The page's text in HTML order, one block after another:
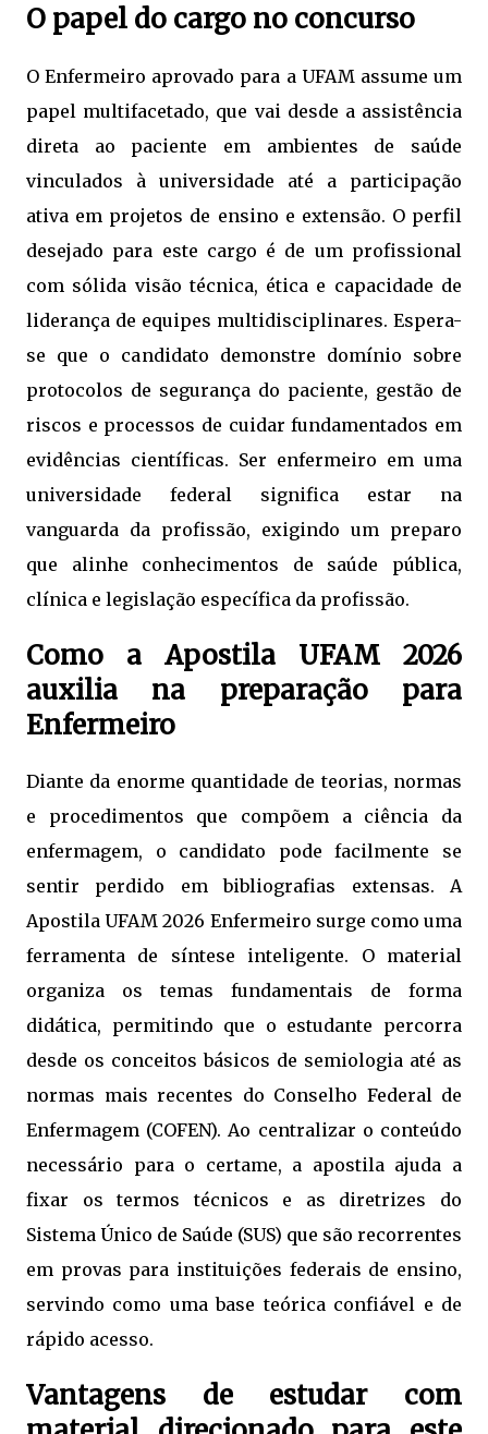
O papel do cargo no concurso
O Enfermeiro aprovado para a UFAM assume um
papel multifacetado, que vai desde a assistência
direta ao paciente em ambientes de saúde
vinculados à universidade até a participação
ativa em projetos de ensino e extensão. O perfil
desejado para este cargo é de um profissional
com sólida visão técnica, ética e capacidade de
liderança de equipes multidisciplinares. Espera-
se que o candidato demonstre domínio sobre
protocolos de segurança do paciente, gestão de
riscos e processos de cuidar fundamentados em
evidências científicas. Ser enfermeiro em uma
universidade federal significa estar na
vanguarda da profissão, exigindo um preparo
que alinhe conhecimentos de saúde pública,
clínica e legislação específica da profissão.
Como a Apostila UFAM 2026
auxilia na preparação para
Enfermeiro
Diante da enorme quantidade de teorias, normas
e procedimentos que compõem a ciência da
enfermagem, o candidato pode facilmente se
sentir perdido em bibliografias extensas. A
Apostila UFAM 2026 Enfermeiro surge como uma
ferramenta de síntese inteligente. O material
organiza os temas fundamentais de forma
didática, permitindo que o estudante percorra
desde os conceitos básicos de semiologia até as
normas mais recentes do Conselho Federal de
Enfermagem (COFEN). Ao centralizar o conteúdo
necessário para o certame, a apostila ajuda a
fixar os termos técnicos e as diretrizes do
Sistema Único de Saúde (SUS) que são recorrentes
em provas para instituições federais de ensino,
servindo como uma base teórica confiável e de
rápido acesso.
Vantagens de estudar com